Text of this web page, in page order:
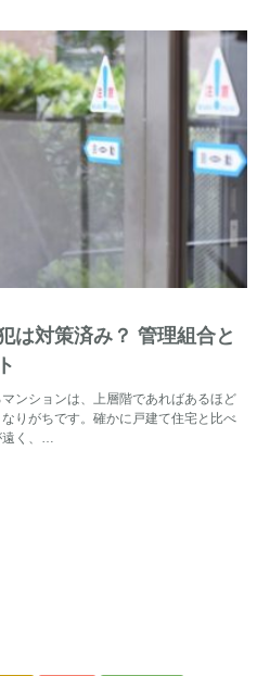
は対策済み？ 管理組合と
ンションは、上層階であればあるほど
りがちです。確かに戸建て住宅と比べ
遠く、…